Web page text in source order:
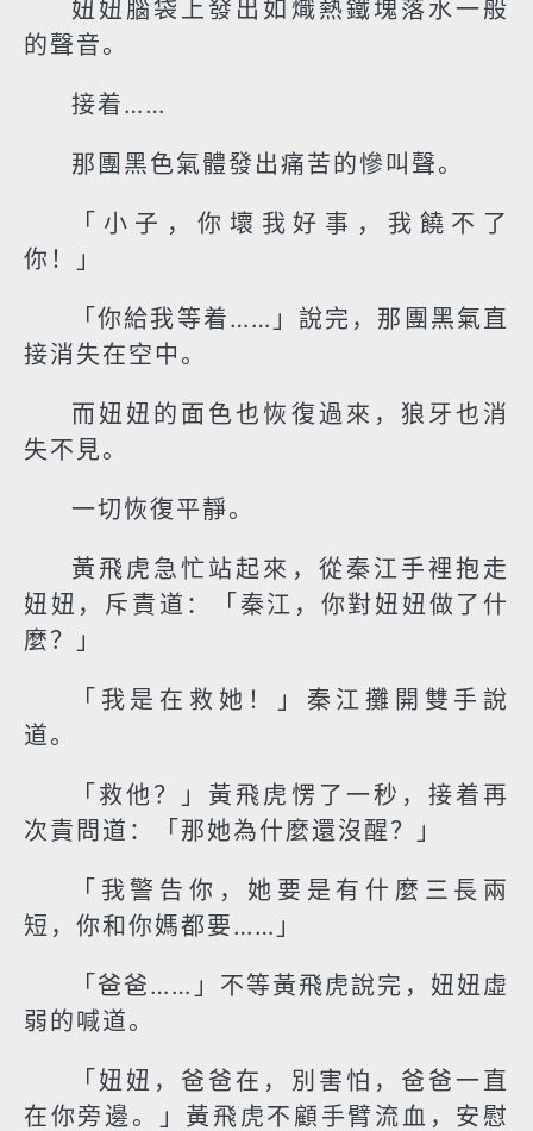
妞妞腦袋上發出如熾熱鐵塊落水一般
的聲音。
接着……
那團黑色氣體發出痛苦的慘叫聲。
「小子，你壞我好事，我饒不了
你！」
「你給我等着……」說完，那團黑氣直
接消失在空中。
而妞妞的面色也恢復過來，狼牙也消
失不見。
一切恢復平靜。
黃飛虎急忙站起來，從秦江手裡抱走
妞妞，斥責道：「秦江，你對妞妞做了什
麼？」
「我是在救她！」秦江攤開雙手說
道。
「救他？」黃飛虎愣了一秒，接着再
次責問道：「那她為什麼還沒醒？」
「我警告你，她要是有什麼三長兩
短，你和你媽都要……」
「爸爸……」不等黃飛虎說完，妞妞虛
弱的喊道。
「妞妞，爸爸在，別害怕，爸爸一直
在你旁邊。」黃飛虎不顧手臂流血，安慰